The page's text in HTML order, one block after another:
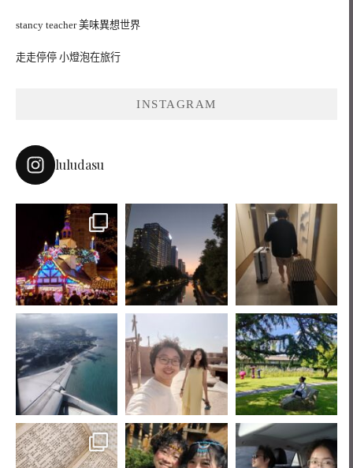
stancy teacher 美味異想世界
走走停停 小燈泡在旅行
INSTAGRAM
luludasu